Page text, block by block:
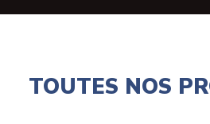
TOUTES NOS